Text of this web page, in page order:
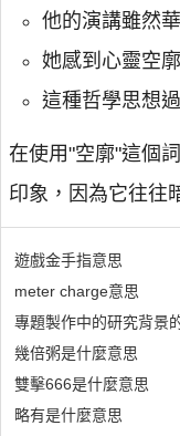
他的演講雖然
她感到心靈空
這種哲學思想
在使用"空廓"這個
印象，因為它往往
遊戲金手指意思
meter charge意思
專題製作中的研究背景
幾倍粥是什麼意思
雙擊666是什麼意思
略有是什麼意思